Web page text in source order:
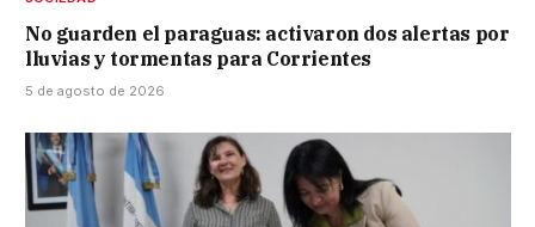
No guarden el paraguas: activaron dos alertas por
lluvias y tormentas para Corrientes
5 de agosto de 2026